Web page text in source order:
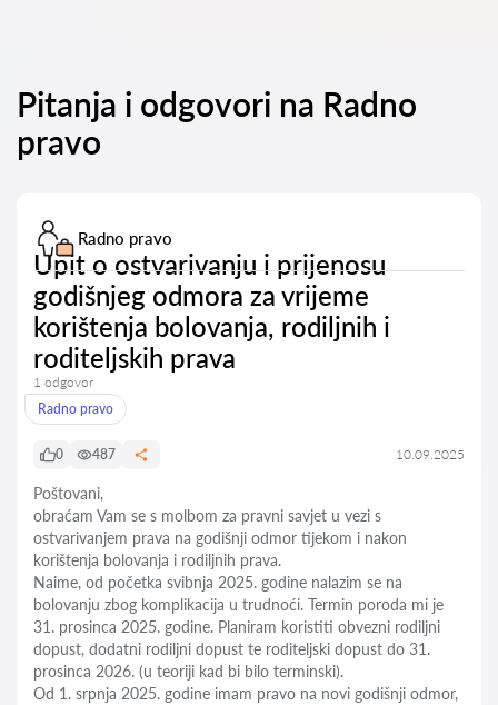
Pitanja i odgovori na Radno
pravo
Radno pravo
Upit o ostvarivanju i prijenosu
godišnjeg odmora za vrijeme
korištenja bolovanja, rodiljnih i
roditeljskih prava
1 odgovor
Radno pravo
0 487 10.09.2025
Poštovani,
obraćam Vam se s molbom za pravni savjet u vezi s
ostvarivanjem prava na godišnji odmor tijekom i nakon
korištenja bolovanja i rodiljnih prava.
Naime, od početka svibnja 2025. godine nalazim se na
bolovanju zbog komplikacija u trudnoći. Termin poroda mi je
31. prosinca 2025. godine. Planiram koristiti obvezni rodiljni
dopust, dodatni rodiljni dopust te roditeljski dopust do 31.
prosinca 2026. (u teoriji kad bi bilo terminski).
Od 1. srpnja 2025. godine imam pravo na novi godišnji odmor,